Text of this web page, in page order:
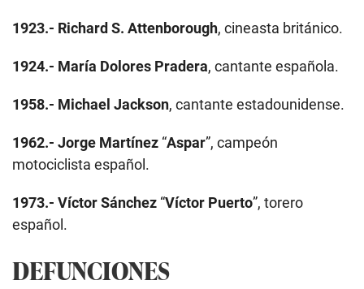
1923.- Richard S. Attenborough, cineasta británico.
1924.- María Dolores Pradera, cantante española.
1958.- Michael Jackson, cantante estadounidense.
1962.- Jorge Martínez “Aspar”, campeón
motociclista español.
1973.- Víctor Sánchez “Víctor Puerto”, torero
español.
DEFUNCIONES